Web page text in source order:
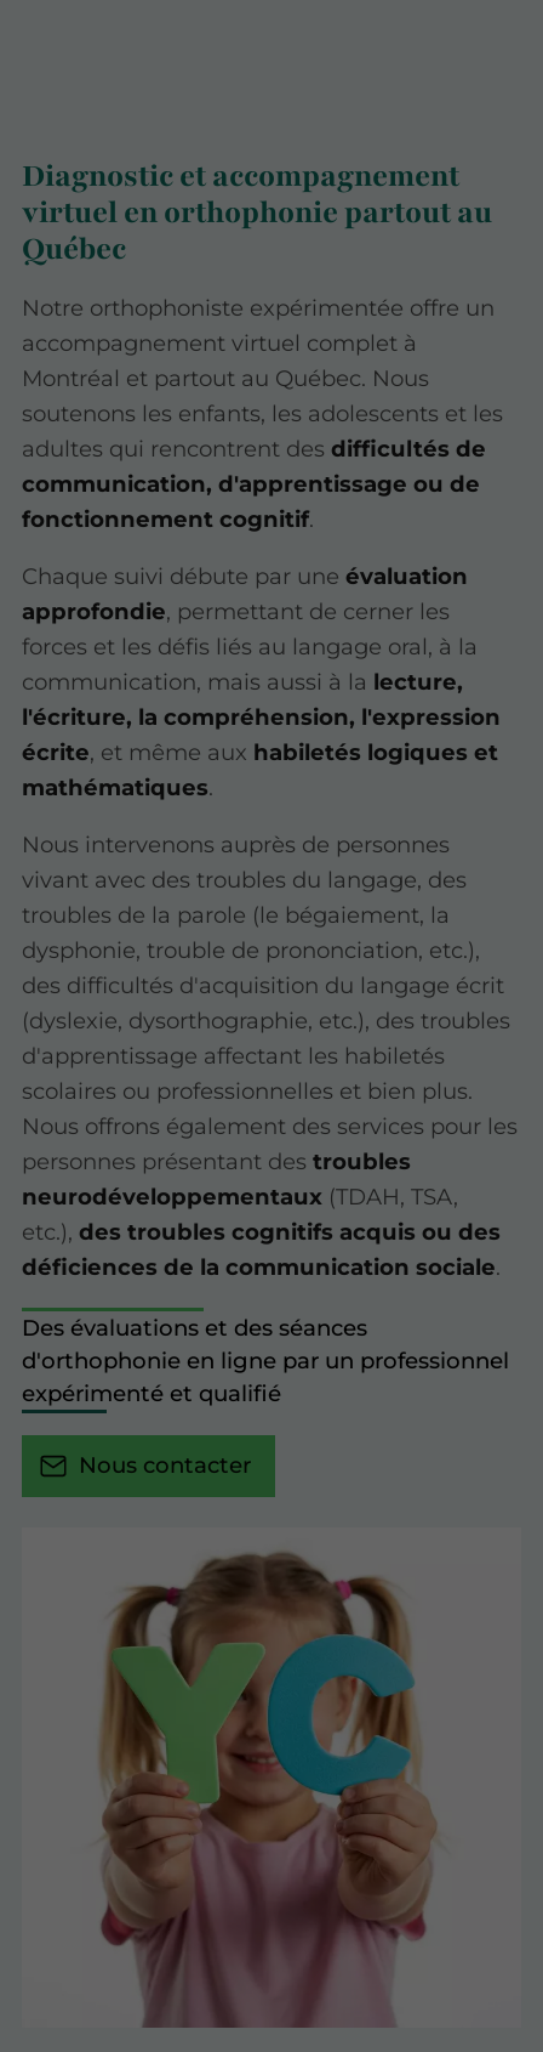
Diagnostic et accompagnement
virtuel en orthophonie partout au
Québec
Notre orthophoniste expérimentée offre un
accompagnement virtuel complet à
Montréal et partout au Québec. Nous
soutenons les enfants, les adolescents et les
adultes qui rencontrent desdifficultés de
communication, d'apprentissage ou de
fonctionnement cognitif.
Chaque suivi débute par uneévaluation
approfondie, permettant de cerner les
forces et les défis liés au langage oral, à la
communication, mais aussi à la lecture,
l'écriture, la compréhension, l'expression
écrite, et même aux habiletés logiques et
mathématiques.
Nous intervenons auprès de personnes
vivant avec des troubles du langage, des
troubles de la parole (le bégaiement, la
dysphonie, trouble de prononciation, etc.),
des difficultés d'acquisition du langage écrit
(dyslexie, dysorthographie, etc.), des troubles
d'apprentissage affectant les habiletés
scolaires ou professionnelles et bien plus.
Nous offrons également des services pour les
personnes présentant destroubles
neurodéveloppementaux (TDAH, TSA,
etc.),des troubles cognitifs acquis ou des
déficiences de la communication sociale.
Des évaluations et des séances
d'orthophonie en ligne par un professionnel
expérimenté et qualifié
Nous contacter